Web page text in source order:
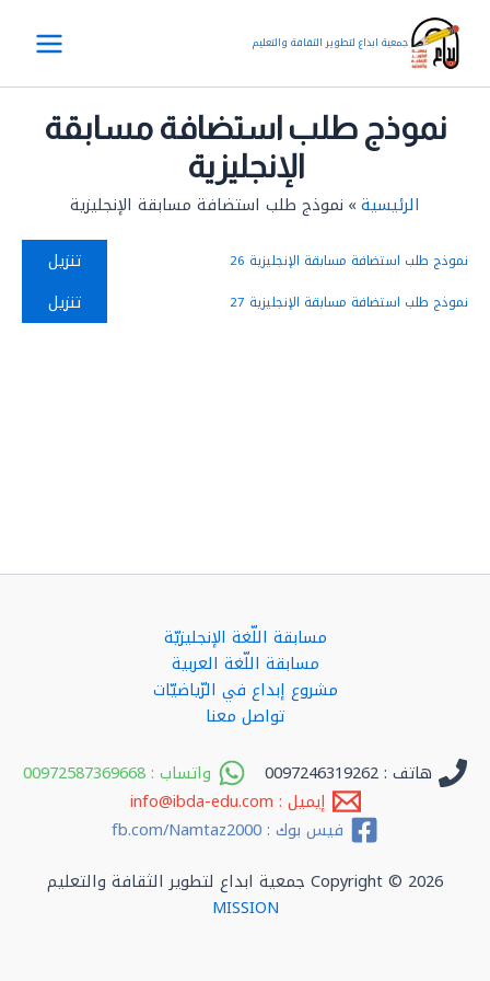
المحتوى
جمعية ابداع لتطوير الثقافة والتعليم
Menu
نموذج طلب استضافة مسابقة
الإنجليزية
الرئيسية نموذج طلب استضافة مسابقة الإنجليزية
نموذج طلب استضافة مسابقة الإنجليزية 26 تنزيل
نموذج طلب استضافة مسابقة الإنجليزية 27 تنزيل
مسابقة اللّغة الإنجليزيّة
مسابقة اللّغة العربية
مشروع إبداع في الرّياضيّات
تواصل معنا
هاتف : 0097246319262
واتساب : 00972587369668
إيميل : info@ibda-edu.com
فيس بوك : fb.com/Namtaz2000
Copyright © 2026 جمعية ابداع لتطوير الثقافة والتعليم
MISSION